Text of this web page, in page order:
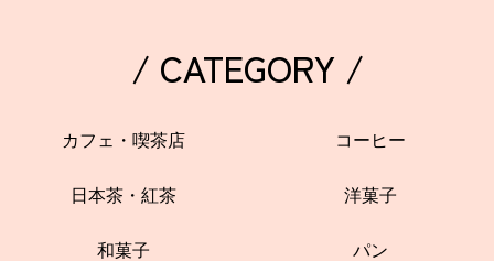
/ CATEGORY /
カフェ・喫茶店 コーヒー
日本茶・紅茶 洋菓子
和菓子 パン